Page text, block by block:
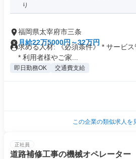
り
福岡県太宰府市三条
月給22万5000円～32万円
求める人材: 《必須条件》 * サービ
* 利用者様やご家...
即日勤務OK 交通費支給
この企業の類似求人を
正社員
道路補修工事の機械オペレーター